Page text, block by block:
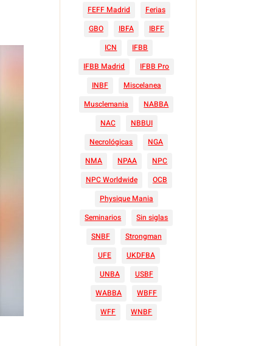
FEFF Madrid
Ferias
GBO
IBFA
IBFF
ICN
IFBB
IFBB Madrid
IFBB Pro
INBF
Miscelanea
Musclemania
NABBA
NAC
NBBUI
Necrológicas
NGA
NMA
NPAA
NPC
NPC Worldwide
OCB
Physique Mania
Seminarios
Sin siglas
SNBF
Strongman
UFE
UKDFBA
UNBA
USBF
WABBA
WBFF
WFF
WNBF